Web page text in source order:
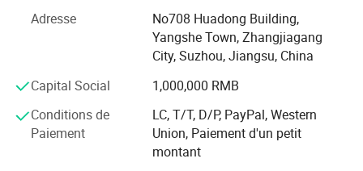
FILETÉES, BOULONS HEXAGONAUX, BOULONS À BRIDE,
BOULONS À TÊTE BOMBÉE, ÉCROUS HEXAGONAUX,
ÉCROUS À BRIDE, ÉCROUS CARRÉS, RONDELLES
PLATES, RONDELLES ÉLASTIQUES, FIXATIONS
SPÉCIALES ET AUTRES PIÈCES MÉTALLIQUES
DIVERSES. Selon les normes ANSI/ASME, DIN, BS, AS,
ISO. La classe de résistance des produits est Class4.8, 6.8,
8.8, 10.9, 12.9, Grade2, 5, 8, A325, A194
Adresse
No708 Huadong Building,
Yangshe Town, Zhangjiagang
City, Suzhou, Jiangsu, China
Capital Social
1,000,000 RMB
Conditions de
Paiement
LC, T/T, D/P, PayPal, Western
Union, Paiement d'un petit
montant